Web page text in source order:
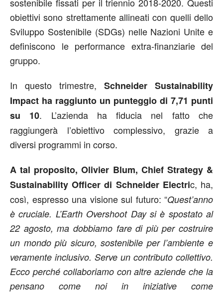
sostenibile fissati per il triennio 2018-2020. Questi
obiettivi sono strettamente allineati con quelli dello
Sviluppo Sostenibile (SDGs) nelle Nazioni Unite e
definiscono le performance extra-finanziarie del
gruppo.
In questo trimestre, Schneider Sustainability
Impact ha raggiunto un punteggio di 7,71 punti
su 10. L’azienda ha fiducia nel fatto che
raggiungerà l’obiettivo complessivo, grazie a
diversi programmi in corso.
A tal proposito, Olivier Blum, Chief Strategy &
Sustainability Officer di Schneider Electric, ha,
così, espresso una visione sul futuro: “Quest’anno
è cruciale. L’Earth Overshoot Day si è spostato al
22 agosto, ma dobbiamo fare di più per costruire
un mondo più sicuro, sostenibile per l’ambiente e
veramente inclusivo. Serve un contributo collettivo.
Ecco perché collaboriamo con altre aziende che la
pensano come noi in iniziative come